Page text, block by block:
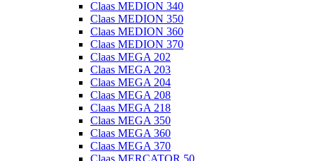
Claas MEDION 340
Claas MEDION 350
Claas MEDION 360
Claas MEDION 370
Claas MEGA 202
Claas MEGA 203
Claas MEGA 204
Claas MEGA 208
Claas MEGA 218
Claas MEGA 350
Claas MEGA 360
Claas MEGA 370
Claas MERCATOR 50